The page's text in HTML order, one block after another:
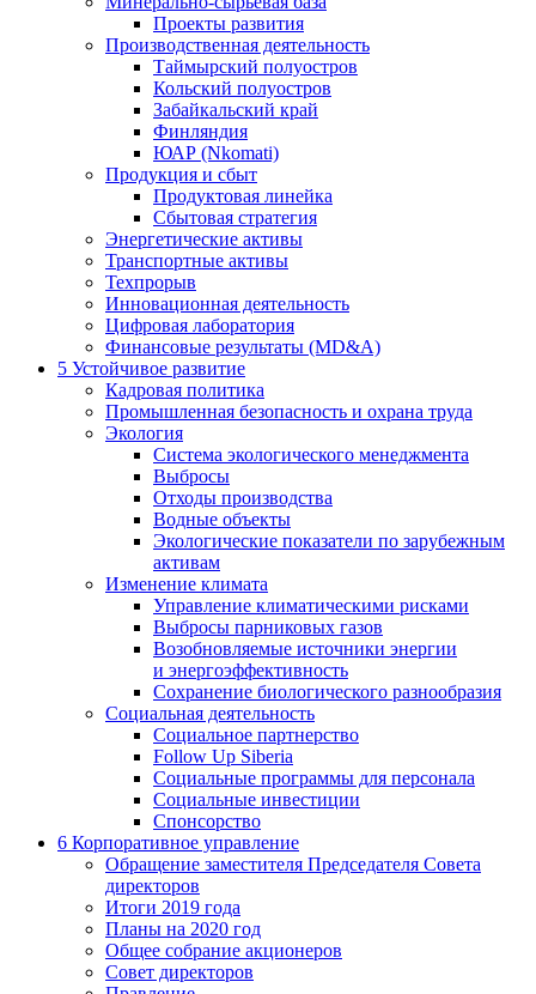
Проекты развития
Производственная деятельность
Таймырский полуостров
Кольский полуостров
Забайкальский край
Финляндия
ЮАР (Nkomati)
Продукция и сбыт
Продуктовая линейка
Сбытовая стратегия
Энергетические активы
Транспортные активы
Техпрорыв
Инновационная деятельность
Цифровая лаборатория
Финансовые результаты (MD&A)
5 Устойчивое развитие
Кадровая политика
Промышленная безопасность и охрана труда
Экология
Система экологического менеджмента
Выбросы
Отходы производства
Водные объекты
Экологические показатели по зарубежным
активам
Изменение климата
Управление климатическими рисками
Выбросы парниковых газов
Возобновляемые источники энергии
и энергоэффективность
Сохранение биологического разнообразия
Социальная деятельность
Социальное партнерство
Follow Up Siberia
Социальные программы для персонала
Социальные инвестиции
Спонсорство
6 Корпоративное управление
Обращение заместителя Председателя Совета
директоров
Итоги 2019 года
Планы на 2020 год
Общее собрание акционеров
Совет директоров